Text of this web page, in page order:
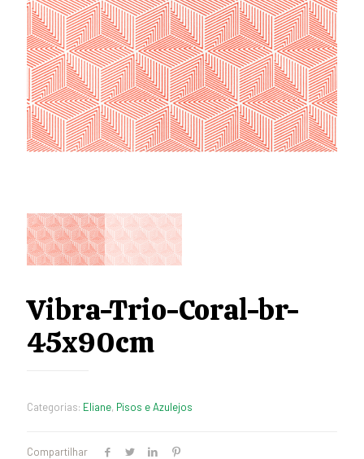
Vibra-Trio-Coral-br-
45x90cm
Categorias: Eliane, Pisos e Azulejos
Compartilhar